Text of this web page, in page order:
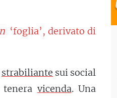
‘foglia’, derivato di
strabiliante sui social
tenera vicenda. Una